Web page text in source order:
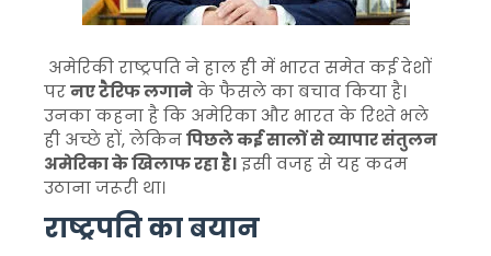
अमेरिकी राष्ट्रपति ने हाल ही में भारत समेत कई देशों
परनए टैरिफ लगानेके फैसले का बचाव किया है।
उनका कहना है कि अमेरिका और भारत के रिश्ते भले
ही अच्छे हों, लेकिनपिछले कई सालों से व्यापार संतुलन
अमेरिका के खिलाफ रहा है।इसी वजह से यह कदम
उठाना जरूरी था।
राष्ट्रपति का बयान